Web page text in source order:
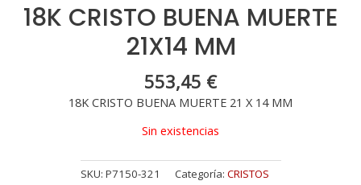
18K CRISTO BUENA MUERTE
21X14 MM
553,45 €
18K CRISTO BUENA MUERTE 21 X 14 MM
Sin existencias
SKU: P7150-321 Categoría: CRISTOS